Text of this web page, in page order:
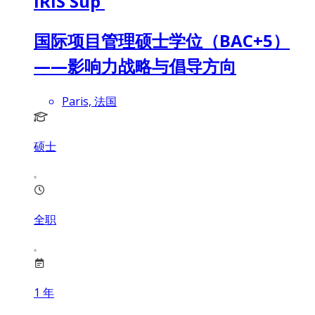
国际项目管理硕士学位（BAC+5）
——影响力战略与倡导方向
Paris, 法国
硕士
全职
1 年